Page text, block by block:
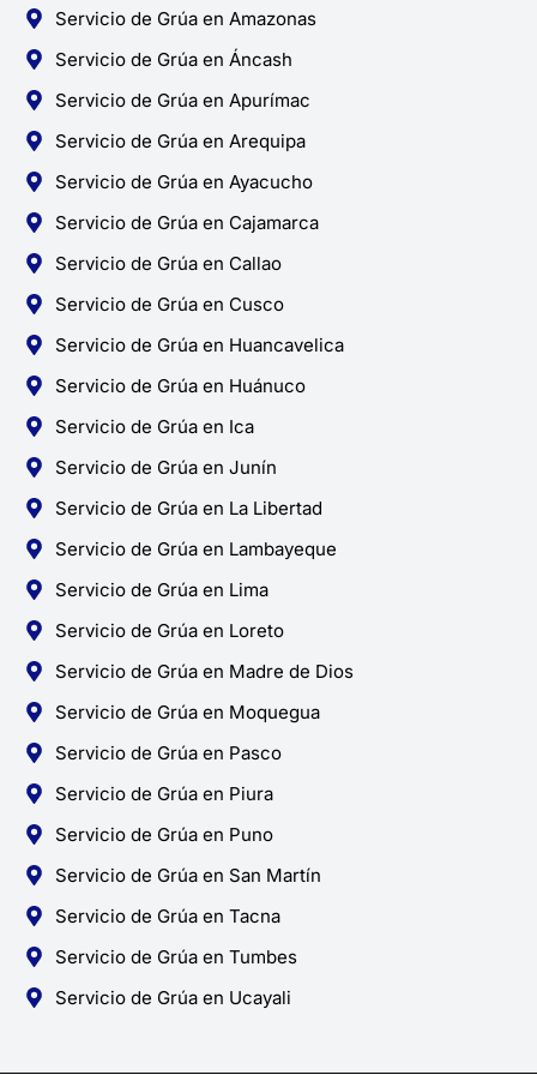
Servicio de Grúa en Amazonas
Servicio de Grúa en Áncash
Servicio de Grúa en Apurímac
Servicio de Grúa en Arequipa
Servicio de Grúa en Ayacucho
Servicio de Grúa en Cajamarca
Servicio de Grúa en Callao
Servicio de Grúa en Cusco
Servicio de Grúa en Huancavelica
Servicio de Grúa en Huánuco
Servicio de Grúa en Ica
Servicio de Grúa en Junín
Servicio de Grúa en La Libertad
Servicio de Grúa en Lambayeque
Servicio de Grúa en Lima
Servicio de Grúa en Loreto
Servicio de Grúa en Madre de Dios
Servicio de Grúa en Moquegua
Servicio de Grúa en Pasco
Servicio de Grúa en Piura
Servicio de Grúa en Puno
Servicio de Grúa en San Martín
Servicio de Grúa en Tacna
Servicio de Grúa en Tumbes
Servicio de Grúa en Ucayali